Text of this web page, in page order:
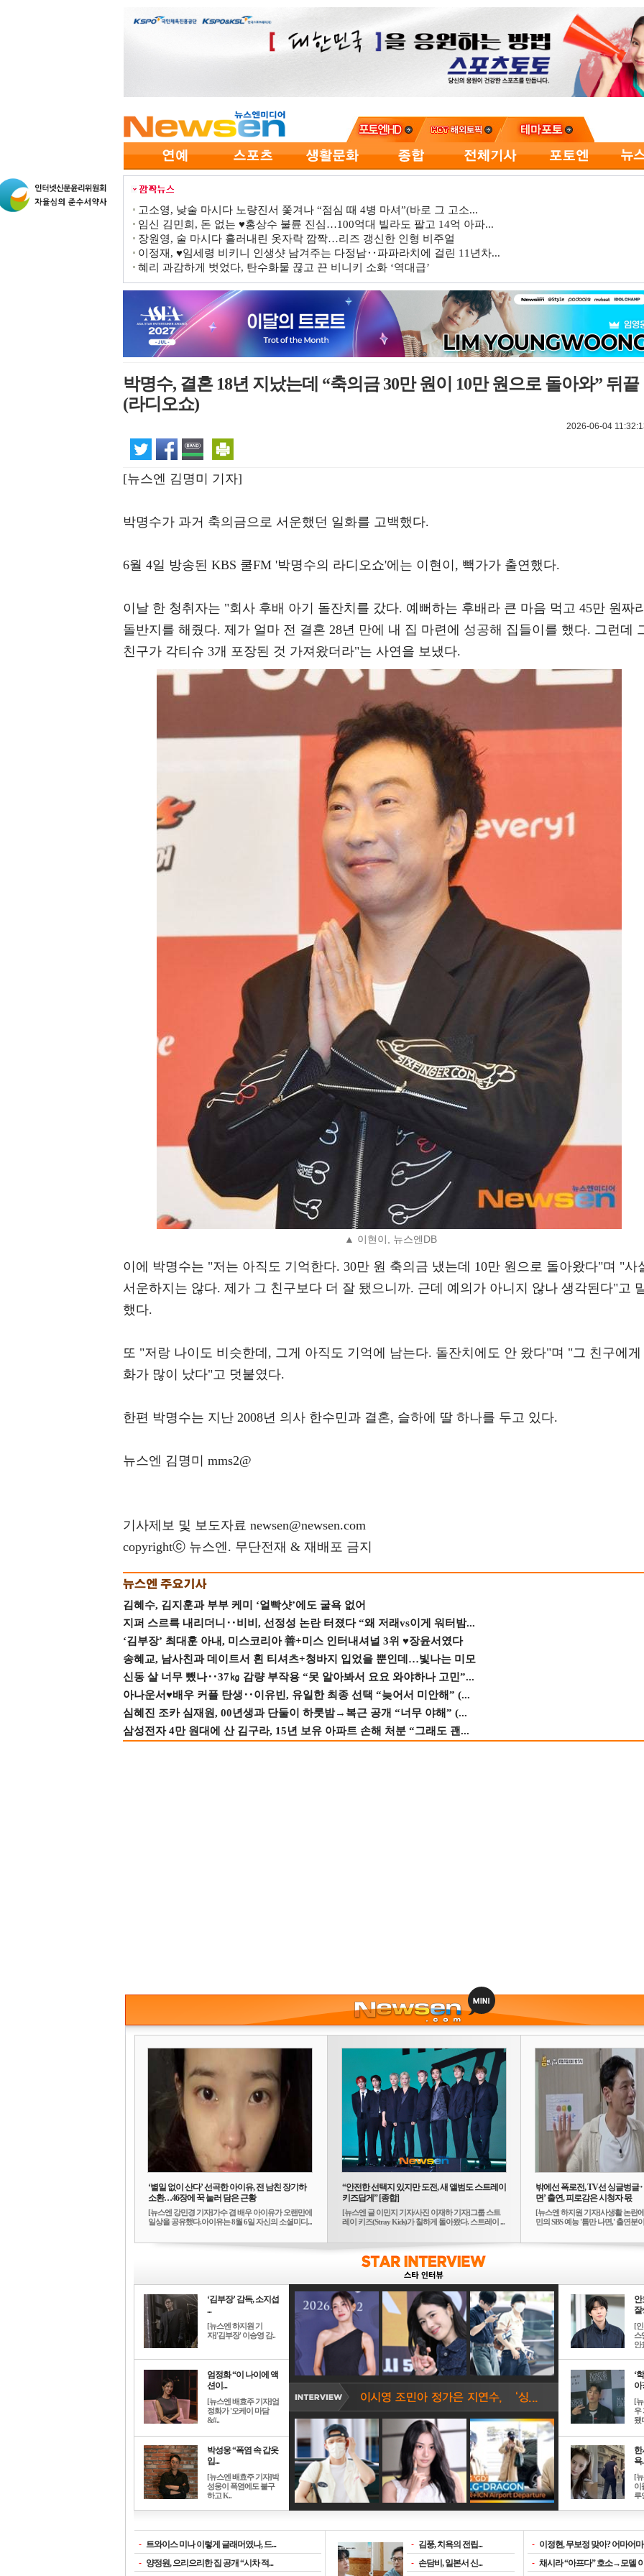
고소영, 낮술 마시다 노량진서 쫓겨나 “점심 때 4병 마셔”(바로 그 고소...
임신 김민희, 돈 없는 ♥홍상수 불륜 진심…100억대 빌라도 팔고 14억 아파...
장원영, 술 마시다 흘러내린 옷자락 깜짝…리즈 갱신한 인형 비주얼
이정재, ♥임세령 비키니 인생샷 남겨주는 다정남‥파파라치에 걸린 11년차...
혜리 과감하게 벗었다, 탄수화물 끊고 끈 비니키 소화 ‘역대급’
박명수, 결혼 18년 지났는데 “축의금 30만 원이 10만 원으로 돌아와” 뒤끝
(라디오쇼)
2026-06-04
[뉴스엔 김명미 기자]
박명수가 과거 축의금으로 서운했던 일화를 고백했다.
6월 4일 방송된 KBS 쿨FM '박명수의 라디오쇼'에는 이현이, 빽가가 출연했다.
이날 한 청취자는 "회사 후배 아기 돌잔치를 갔다. 예뻐하는 후배라 큰 마음 먹고 45만 원짜
돌반지를 해줬다. 제가 얼마 전 결혼 28년 만에 내 집 마련에 성공해 집들이를 했다. 그런데
친구가 각티슈 3개 포장된 것 가져왔더라"는 사연을 보냈다.
▲ 이현이, 뉴스엔DB
이에 박명수는 "저는 아직도 기억한다. 30만 원 축의금 냈는데 10만 원으로 돌아왔다"며 "사
서운하지는 않다. 제가 그 친구보다 더 잘 됐으니까. 근데 예의가 아니지 않나 생각된다"고
했다.
또 "저랑 나이도 비슷한데, 그게 아직도 기억에 남는다. 돌잔치에도 안 왔다"며 "그 친구에게
화가 많이 났다"고 덧붙였다.
한편 박명수는 지난 2008년 의사 한수민과 결혼, 슬하에 딸 하나를 두고 있다.
뉴스엔 김명미 mms2@
기사제보 및 보도자료 newsen@newsen.com
copyrightⓒ 뉴스엔. 무단전재 & 재배포 금지
김혜수, 김지훈과 부부 케미 ‘얼빡샷’에도 굴욕 없어
지퍼 스르륵 내리더니‥비비, 선정성 논란 터졌다 “왜 저래vs이게 워터밤...
‘김부장’ 최대훈 아내, 미스코리아 善+미스 인터내셔널 3위 ♥장윤서였다
송혜교, 남사친과 데이트서 흰 티셔츠+청바지 입었을 뿐인데…빛나는 미모
신동 살 너무 뺐나‥37㎏ 감량 부작용 “못 알아봐서 요요 와야하나 고민”...
아나운서♥배우 커플 탄생‥이유빈, 유일한 최종 선택 “늦어서 미안해” (...
심혜진 조카 심재원, 00년생과 단둘이 하룻밤→복근 공개 “너무 야해” (...
삼성전자 4만 원대에 산 김구라, 15년 보유 아파트 손해 처분 “그래도 괜...
‘별일 없이 산다’ 선곡한 아이유, 전 남친 장기하
소환…46장에 꾹 눌러 담은 근황
[뉴스엔 강민경 기자]가수 겸 배우 아이유가 오랜만에
일상을 공유했다.아이유는 8월 6일 자신의 소셜미디...
“안전한 선택지 있지만 도전, 새 앨범도 스트레이
키즈답게” [종합]
[뉴스엔 글 이민지 기자/사진 이재하 기자]그룹 스트
레이 키즈(Stray Kids)가 칠하게 돌아왔다. 스트레이 ...
밖에선 폭로전, TV선 싱글벙글
면’ 출연, 피로감은 시청자 몫
[뉴스엔 하지원 기자]사생활 논란
민의 SBS 예능 '틈만 나면,' 출연분
‘김부장’ 감독, 소지섭
...
[뉴스엔 하지원 기
자]'김부장' 이승영 감..
엄정화 “이 나이에 액
션이...
[뉴스엔 배효주 기자]엄
정화가 '오케이 마담
&#..
박성웅 “폭염 속 갑옷
입...
[뉴스엔 배효주 기자]박
성웅이 폭염에도 불구
하고 K..
안
잘
[
스
안
‘
아
[
우
됐
한
욕
[
이
루
- 트와이스 미나 이렇게 글래머였나, 드...
- 양정원, 으리으리한 집 공개 “시차 적...
- 김풍, 치욕의 전립...
- 손담비, 일본서 신...
- 이정현, 무보정 맞아? 어마어마
- 채시라 “아프다” 호소→모델